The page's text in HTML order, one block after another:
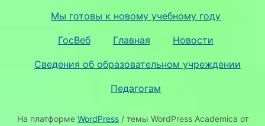
Мы готовы к новому учебному году
ГосВеб Главная Новости
Сведения об образовательном учреждении
Педагогам
На платформе WordPress/ темы WordPress Academica от